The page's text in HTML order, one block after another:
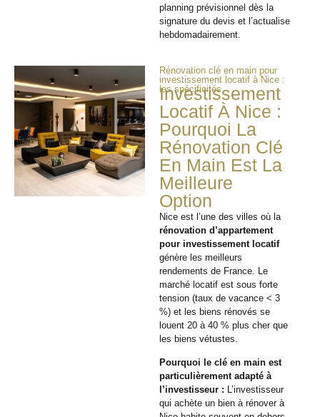
planning prévisionnel dès la
signature du devis et l’actualise
hebdomadairement.
Rénovation clé en main pour
investissement locatif à Nice :
les spécificités
Investissement
Locatif À Nice :
Pourquoi La
Rénovation Clé
En Main Est La
Meilleure
Option
Nice est l’une des villes où la
rénovation d’appartement
pour investissement locatif
génère les meilleurs
rendements de France. Le
marché locatif est sous forte
tension (taux de vacance < 3
%) et les biens rénovés se
louent 20 à 40 % plus cher que
les biens vétustes.
Pourquoi le clé en main est
particulièrement adapté à
l’investisseur : L’investisseur
qui achète un bien à rénover à